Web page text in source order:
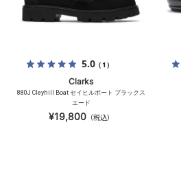
5.0（1）
Clarks
880J Cleyhill Boat セイヒルボート ブラックス
エード
¥19,800（税込）